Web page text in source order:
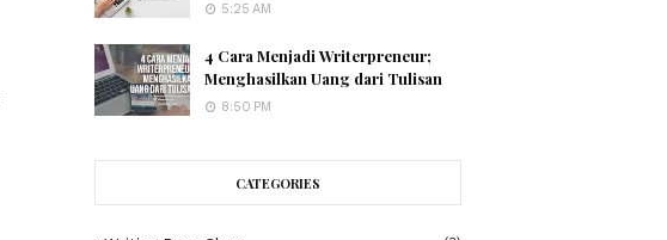
5:25 AM
4 Cara Menjadi Writerpreneur;
Menghasilkan Uang dari Tulisan
8:50 PM
CATEGORIES